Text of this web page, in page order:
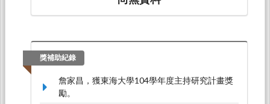
獎補助紀錄
詹家昌，獲東海大學104學年度主持研究計畫獎
勵。